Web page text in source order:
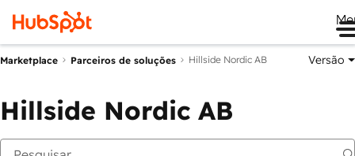
Marketplace Parceiros de soluções Hillside Nordic AB Versão
Hillside Nordic AB